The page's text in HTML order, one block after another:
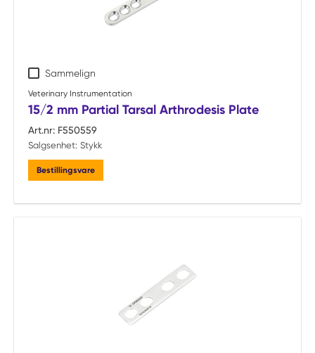
Sammelign
Veterinary Instrumentation
15/2 mm Partial Tarsal Arthrodesis Plate
Art.nr: F550559
Salgsenhet: Stykk
Bestillingsvare